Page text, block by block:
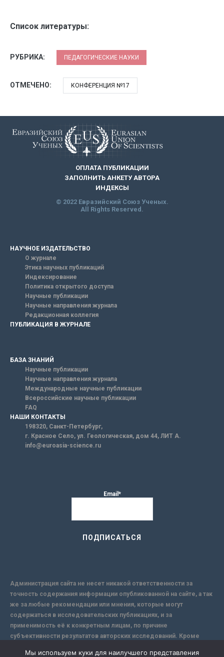
Список литературы:
РУБРИКА: ПЕДАГОГИЧЕСКИЕ НАУКИ
ОТМЕЧЕНО: КОНФЕРЕНЦИЯ №17
ОПЛАТА ПУБЛИКАЦИИ
ЗАПОЛНИТЬ АНКЕТУ АВТОРА
ИНДЕКСЫ
© 2022 Евразийский Союз Ученых.
All Rights Reserved.
НАУЧНОЕ ИЗДАТЕЛЬСТВО
О журнале
Этика научных публикаций
Индексирование
Политика открытого доступа
Научные публикации
Научные направления журнала
Редакционная коллегия
ПУБЛИКАЦИЯ В ЖУРНАЛЕ
БАЗА ЗНАНИЙ
Научные публикации
Научные направления журнала
Международные научные публикации
Всероссийские научные публикации
FAQ
НАШИ КОНТАКТЫ
198320, Санкт-Петербург,
г. Красное Село, ул. Геологическая, дом 44, ЛИТ А.
info@euroasia-science.ru
Email*
Администрация сайта не несет никакой ответственности за
точность содержания информации опубликованной на сайте, а так
же за любые рекомендации или мнения, которые могут
содержаться в исследовательских публикациях, и за
применимость её к конкретным лицам, по причине
субъективности результатов авторских исследований. Кроме
Мы используем куки для наилучшего представления